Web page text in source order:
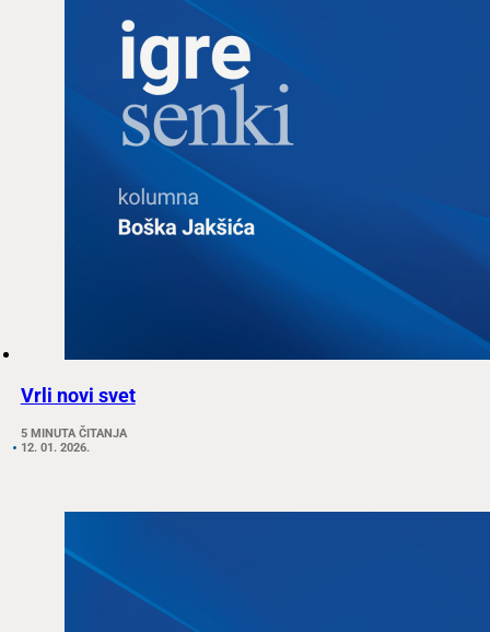
Vrli novi svet
5 MINUTA ČITANJA
12. 01. 2026.